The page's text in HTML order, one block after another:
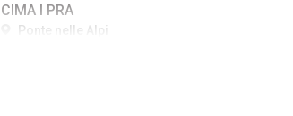
CIMA I PRA
Ponte nelle Alpi